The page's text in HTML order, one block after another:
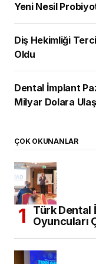
Yeni Nesil
Diş Hekimliği Tercih
Oldu
Dental İmplant
Milyar Dolara
ÇOK OKUNANLAR
Türk Dental
Oyuncuları